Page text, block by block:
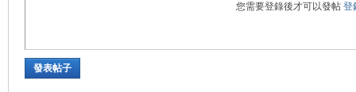
您需要登錄後才可以發帖 登
發表帖子